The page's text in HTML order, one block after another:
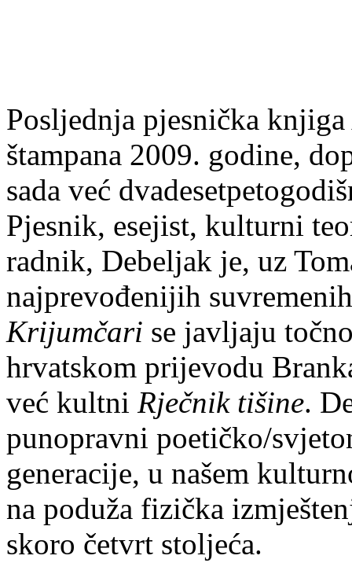
Posljednja pjesnička
štampana 2009. godine,
sada već
Pjesnik, esejist, kulturni
radnik, Debeljak je, uz
najprevođenijih
Krijumčari se javljaju
hrvatskom prijevodu
već kultni Rječnik tišine.
punopravni poetičko/
generacije, u našem
na poduža fizička
skoro četvrt stoljeća.